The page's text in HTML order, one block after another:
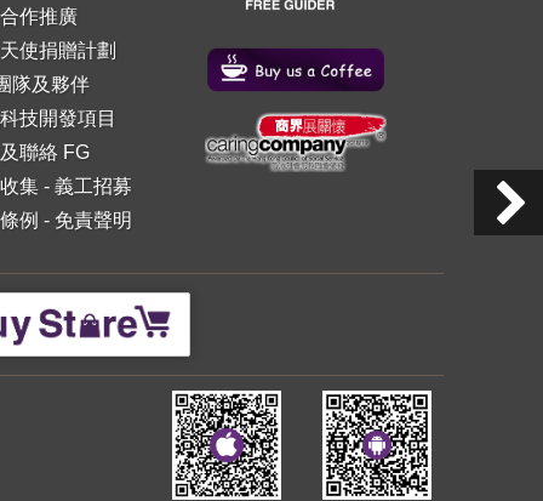
作推廣
使捐贈計劃
隊及夥伴
技開發項目
聯絡 FG
集- 義工招募
例 - 免責聲明